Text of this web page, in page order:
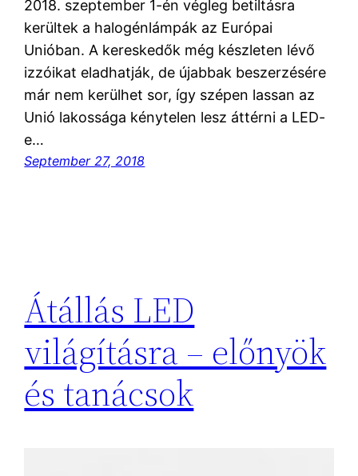
2018. szeptember 1-én végleg betiltásra
kerültek a halogénlámpák az Európai
Unióban. A kereskedők még készleten lévő
izzóikat eladhatják, de újabbak beszerzésére
már nem kerülhet sor, így szépen lassan az
Unió lakossága kénytelen lesz áttérni a LED-
e…
September 27, 2018
Átállás LED
világításra – előnyök
és tanácsok